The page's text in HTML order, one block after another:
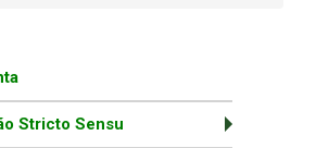
Stricto Sensu